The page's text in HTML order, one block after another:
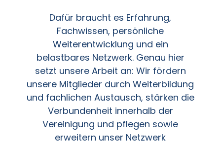
Dafür braucht es Erfahrung,
Fachwissen, persönliche
Weiterentwicklung und ein
belastbares Netzwerk. Genau hier
setzt unsere Arbeit an: Wir fördern
unsere Mitglieder durch Weiterbildung
und fachlichen Austausch, stärken die
Verbundenheit innerhalb der
Vereinigung und pflegen sowie
erweitern unser Netzwerk